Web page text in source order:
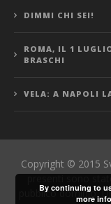
DIMMI CHI SEI!
ROMA, IL 1
BRASCHI
VELA: A NAPOLI
Copyright © 2015
pubblico dominio.
By continuing to
more